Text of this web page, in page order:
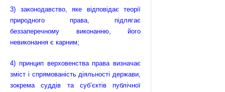
3) законодавство, яке відповідає теорії
природного права, підлягає
беззаперечному виконанню, його
невиконання є карним;
4) принцип верховенства права визначає
зміст і спрямованість діяльності держави,
зокрема суддів та суб’єктів публічної